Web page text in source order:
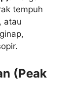
tempuh
atau
(Peak